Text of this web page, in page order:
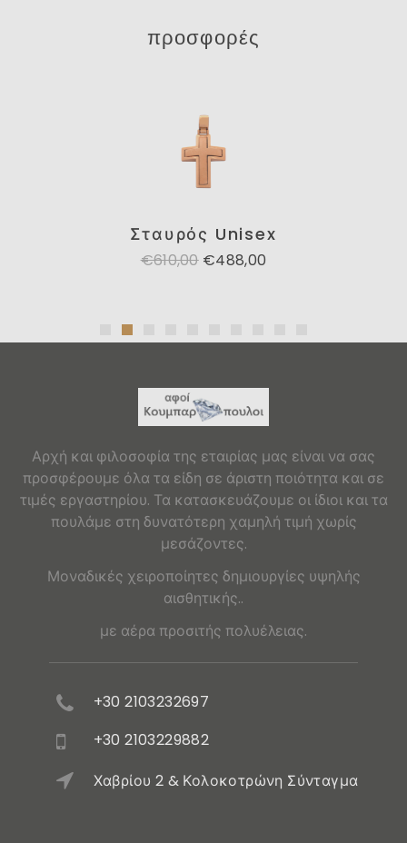
προσφορές
Σταυρός Unisex
€610,00 €488,00
Αρχή και φιλοσοφία της εταιρίας μας είναι να σας
προσφέρουμε όλα τα είδη σε άριστη ποιότητα και σε
τιμές εργαστηρίου. Τα κατασκευάζουμε οι ίδιοι και τα
πουλάμε στη δυνατότερη χαμηλή τιμή χωρίς
μεσάζοντες.
Μοναδικές χειροποίητες δημιουργίες υψηλής
αισθητικής..
με αέρα προσιτής πολυέλειας.
+30 2103232697
+30 2103229882
Χαβρίου 2 & Κολοκοτρώνη Σύνταγμα